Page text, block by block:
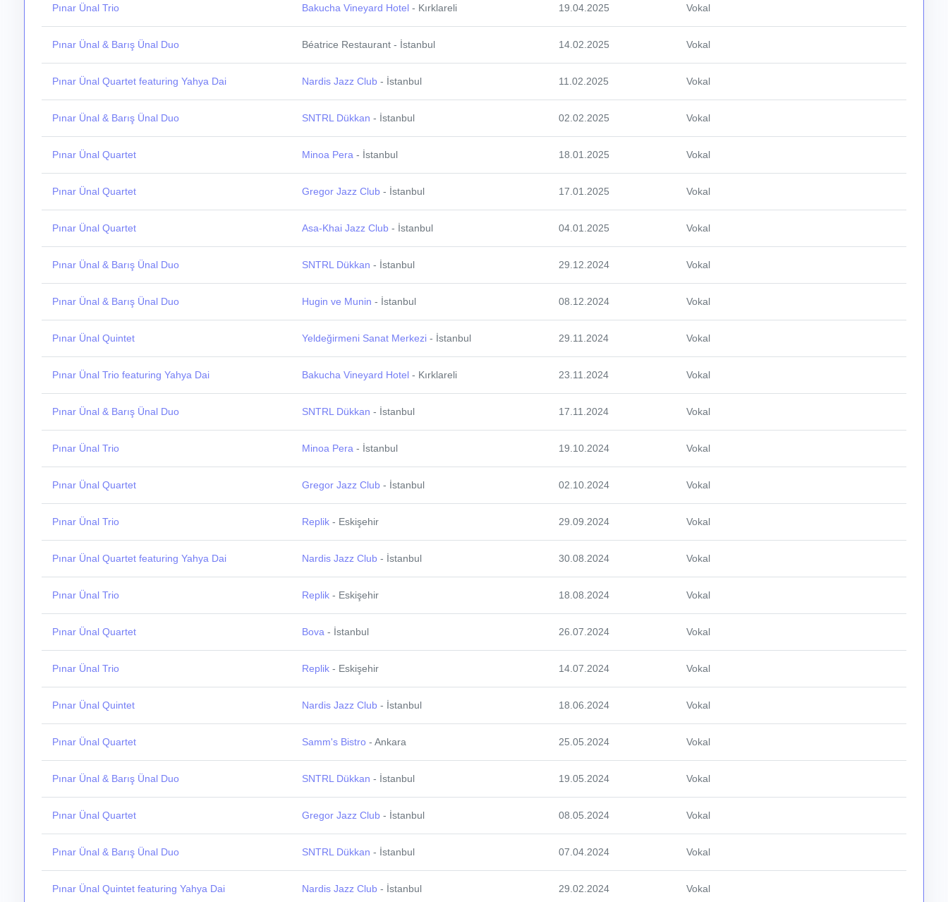
Pınar Ünal Trio Bakucha Vineyard Hotel- Kırklareli 19.04.2025 Vokal
Pınar Ünal & Barış Ünal Duo Béatrice Restaurant - İstanbul 14.02.2025 Vokal
Pınar Ünal Quartet featuring Yahya Dai Nardis Jazz Club- İstanbul 11.02.2025 Vokal
Pınar Ünal & Barış Ünal Duo SNTRL Dükkan - İstanbul 02.02.2025 Vokal
Pınar Ünal Quartet Minoa Pera - İstanbul 18.01.2025 Vokal
Pınar Ünal Quartet Gregor Jazz Club- İstanbul 17.01.2025 Vokal
Pınar Ünal Quartet Asa-Khai Jazz Club- İstanbul 04.01.2025 Vokal
Pınar Ünal & Barış Ünal Duo SNTRL Dükkan - İstanbul 29.12.2024 Vokal
Pınar Ünal & Barış Ünal Duo Hugin ve Munin - İstanbul 08.12.2024 Vokal
Pınar Ünal Quintet Yeldeğirmeni Sanat Merkezi- İstanbul 29.11.2024 Vokal
Pınar Ünal Trio featuring Yahya Dai Bakucha Vineyard Hotel- Kırklareli 23.11.2024 Vokal
Pınar Ünal & Barış Ünal Duo SNTRL Dükkan - İstanbul 17.11.2024 Vokal
Pınar Ünal Trio Minoa Pera - İstanbul 19.10.2024 Vokal
Pınar Ünal Quartet Gregor Jazz Club- İstanbul 02.10.2024 Vokal
Pınar Ünal Trio Replik- Eskişehir 29.09.2024 Vokal
Pınar Ünal Quartet featuring Yahya Dai Nardis Jazz Club- İstanbul 30.08.2024 Vokal
Pınar Ünal Trio Replik- Eskişehir 18.08.2024 Vokal
Pınar Ünal Quartet Bova - İstanbul 26.07.2024 Vokal
Pınar Ünal Trio Replik- Eskişehir 14.07.2024 Vokal
Pınar Ünal Quintet Nardis Jazz Club- İstanbul 18.06.2024 Vokal
Pınar Ünal Quartet Samm's Bistro- Ankara 25.05.2024 Vokal
Pınar Ünal & Barış Ünal Duo SNTRL Dükkan - İstanbul 19.05.2024 Vokal
Pınar Ünal Quartet Gregor Jazz Club- İstanbul 08.05.2024 Vokal
Pınar Ünal & Barış Ünal Duo SNTRL Dükkan - İstanbul 07.04.2024 Vokal
Pınar Ünal Quintet featuring Yahya Dai Nardis Jazz Club- İstanbul 29.02.2024 Vokal